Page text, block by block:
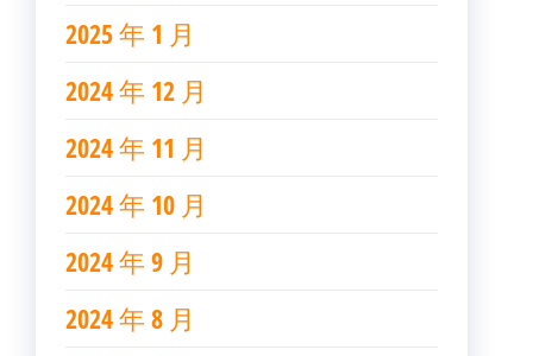
2025 年 1 月
2024 年 12 月
2024 年 11 月
2024 年 10 月
2024 年 9 月
2024 年 8 月